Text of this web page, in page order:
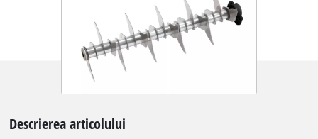
Descrierea articolului